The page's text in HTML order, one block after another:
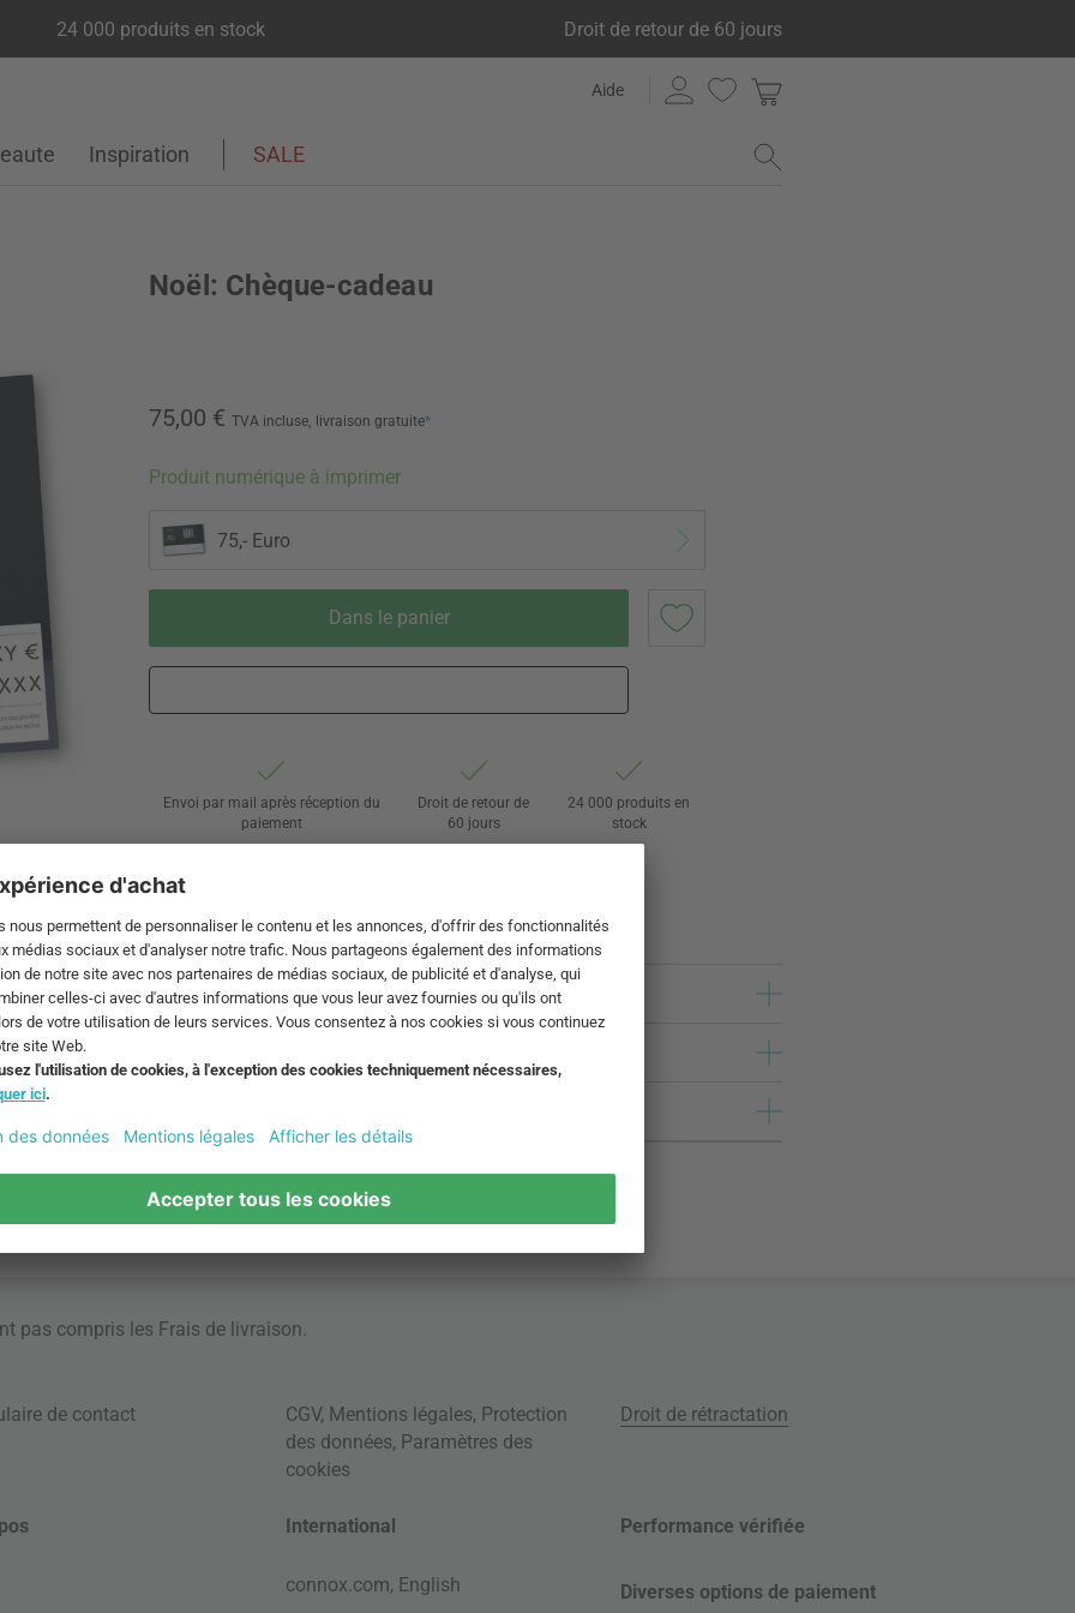
24 000 produits en stock Droit de retour de 60 jours
Aide
Inspiration SALE
Noël: Chèque-cadeau
75,00 € TVA incluse, livraison gratuite*
Produit numérique à imprimer
75,- Euro
Dans le panier
Envoi par mail après réception du
paiement
Droit de retour de
60 jours
24 000 produits en
stock
pas compris les Frais de livraison.
de contact CGV, Mentions légales, Protection
des données, Paramètres des
cookies
Droit de rétractation
International
connox.com, English
Performance vérifiée
Diverses options de paiement